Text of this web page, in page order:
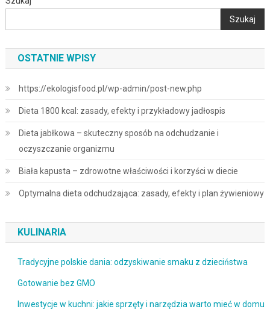
Szukaj
OSTATNIE WPISY
https://ekologisfood.pl/wp-admin/post-new.php
Dieta 1800 kcal: zasady, efekty i przykładowy jadłospis
Dieta jabłkowa – skuteczny sposób na odchudzanie i
oczyszczanie organizmu
Biała kapusta – zdrowotne właściwości i korzyści w diecie
Optymalna dieta odchudzająca: zasady, efekty i plan żywieniowy
KULINARIA
Tradycyjne polskie dania: odzyskiwanie smaku z dzieciństwa
Gotowanie bez GMO
Inwestycje w kuchni: jakie sprzęty i narzędzia warto mieć w domu